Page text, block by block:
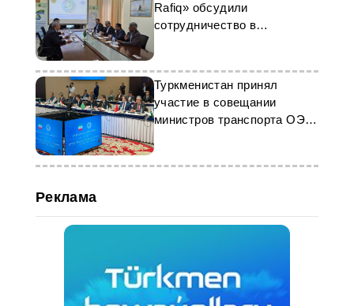
Rafiq» обсудили
сотрудничество в
инвестициях
Туркменистан принял
участие в совещании
министров транспорта ОЭС
Реклама